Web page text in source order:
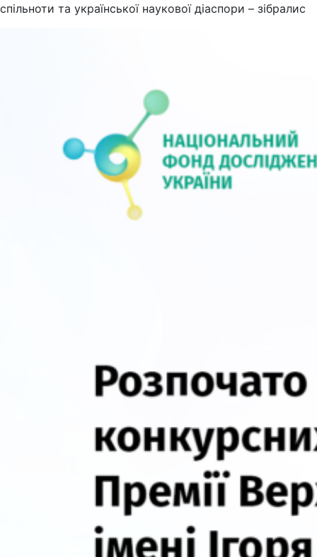
спільноти та української наукової діаспори – зібралис